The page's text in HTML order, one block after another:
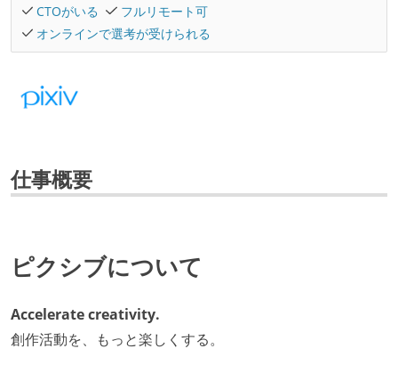
CTOがいる
フルリモート可
オンラインで選考が受けられる
仕事概要
ピクシブについて
Accelerate creativity.
創作活動を、もっと楽しくする。